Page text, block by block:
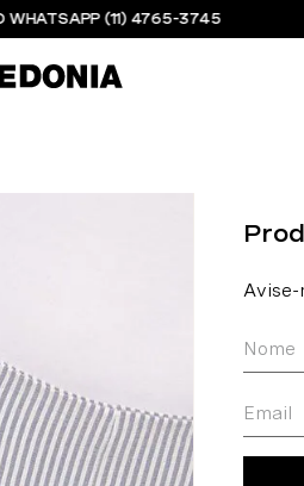
WHATSAPP (11) 4765-3745